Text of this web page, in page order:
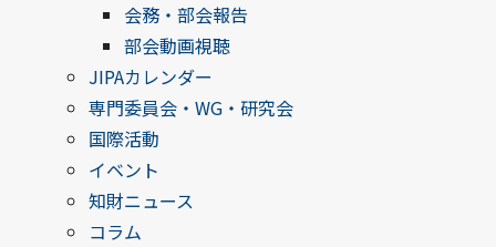
会務・部会報告
部会動画視聴
JIPAカレンダー
専門委員会・WG・研究会
国際活動
イベント
知財ニュース
コラム